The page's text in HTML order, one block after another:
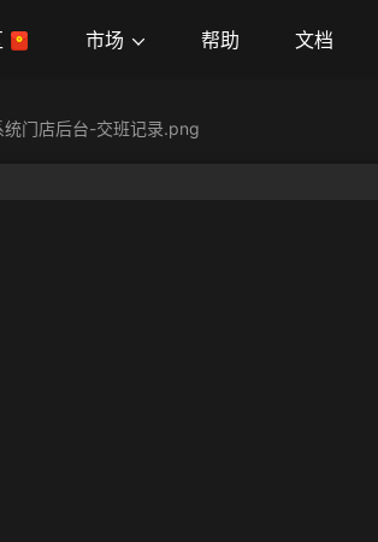
市场 帮助 文档
统门店后台-交班记录.png